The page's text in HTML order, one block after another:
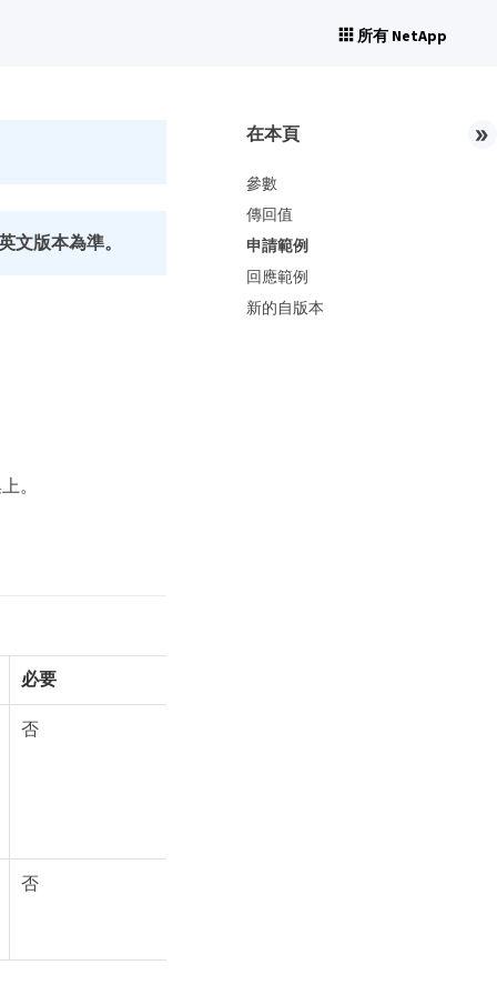
所有 NetApp
文版本為準。
。
必要
否
否
在本頁
參數
傳回值
申請範例
回應範例
新的自版本